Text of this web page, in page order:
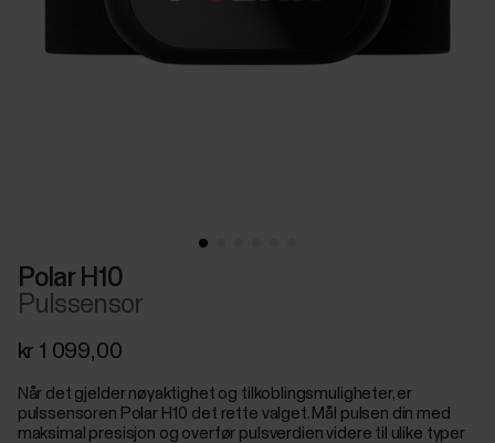
Polar H10
Pulssensor
kr 1 099,00
Når det gjelder nøyaktighet og tilkoblingsmuligheter, er
pulssensoren Polar H10 det rette valget. Mål pulsen din med
maksimal presisjon og overfør pulsverdien videre til ulike typer